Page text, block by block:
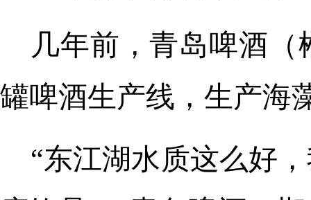
几年前，青岛啤酒
罐啤酒生产线，生产海
“东江湖水质这么好